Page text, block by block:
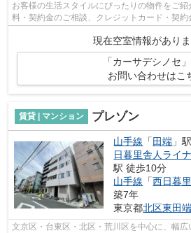
お客様の生活スタイルにぴったりの物件をご
料・契約金のご相談、クレジットカード・契
現在空室情報がありま
「カーサデシノセ
お問い合わせはこ
賃貸 | マンション プレゾン
山手線 「 田端 」
日暮里舎人ライ
駅 徒歩10分
山手線 「西日暮里
築7年
東京都北区東田端
文京区・台東区・北区・荒川区を中心に、幅